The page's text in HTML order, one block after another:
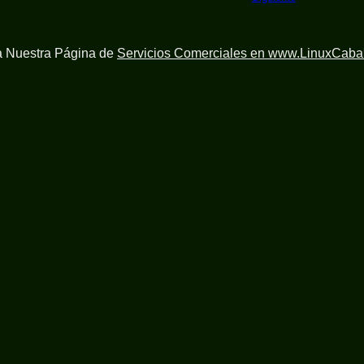
Nuestra Página de Servicios Comerciales en